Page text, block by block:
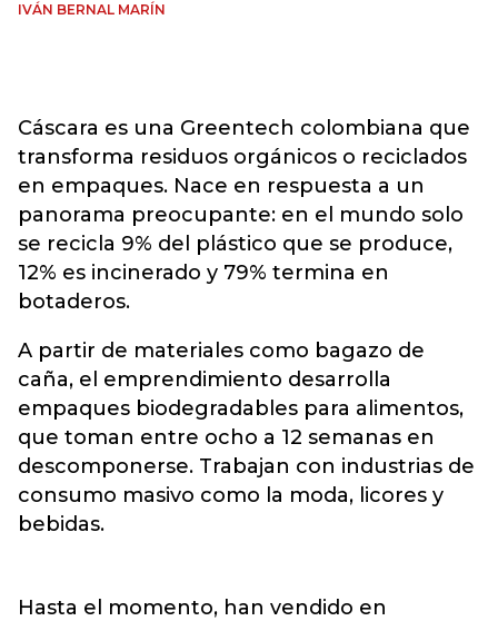
IVÁN BERNAL MARÍN
Cáscara es una Greentech colombiana que
transforma residuos orgánicos o reciclados
en empaques. Nace en respuesta a un
panorama preocupante: en el mundo solo
se recicla 9% del plástico que se produce,
12% es incinerado y 79% termina en
botaderos.
A partir de materiales como bagazo de
caña, el emprendimiento desarrolla
empaques biodegradables para alimentos,
que toman entre ocho a 12 semanas en
descomponerse. Trabajan con industrias de
consumo masivo como la moda, licores y
bebidas.
Hasta el momento, han vendido en